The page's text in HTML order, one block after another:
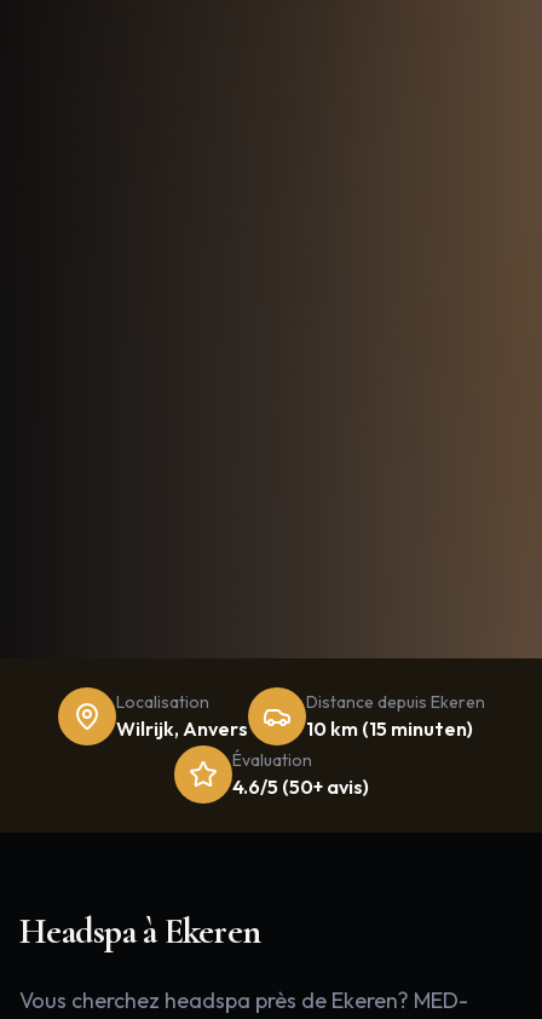
Localisation
Wilrijk, Anvers
Distance depuis Ekeren
10 km(15 minuten)
Évaluation
4.6/5 (50+ avis)
HeadspaàEkeren
Vous cherchez headspa près de Ekeren? MED-